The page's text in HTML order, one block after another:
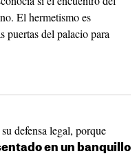
El hermetismo es
puertas del palacio para
defensa legal, porque
en un banquillo